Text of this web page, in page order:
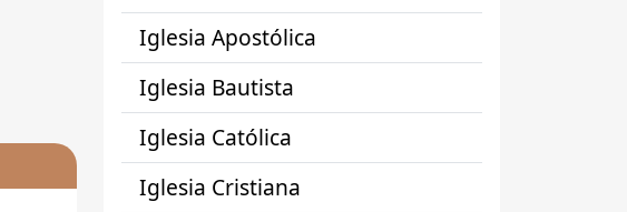
Iglesia Apostólica
Iglesia Bautista
Iglesia Católica
Iglesia Cristiana